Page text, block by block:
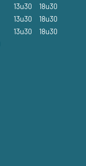
13u30
18u30
13u30
18u30
13u30
18u30